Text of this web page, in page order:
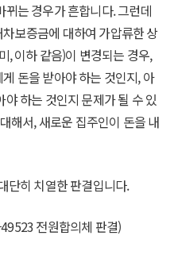
는 경우가 흔합니다. 그런데
보증금에 대하여 가압류한 상
, 이하 같음)이 변경되는 경우,
돈을 받아야 하는 것인지, 아
하는 것인지 문제가 될 수 있
해서, 새로운 집주인이 돈을 내
단히 치열한 판결입니다.
전원합의체 판결)